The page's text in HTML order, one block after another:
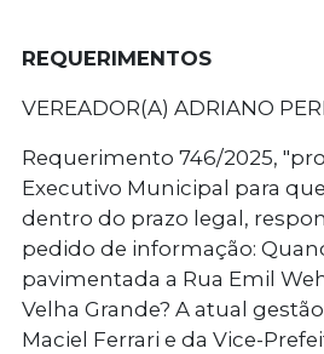
REQUERIMENTOS
VEREADOR(A) ADRIANO
Requerimento 746/2025,
Executivo Municipal para
dentro do prazo legal,
pedido de informação:
pavimentada a Rua Emil
Velha Grande? A atual
Maciel Ferrari e da Vice-